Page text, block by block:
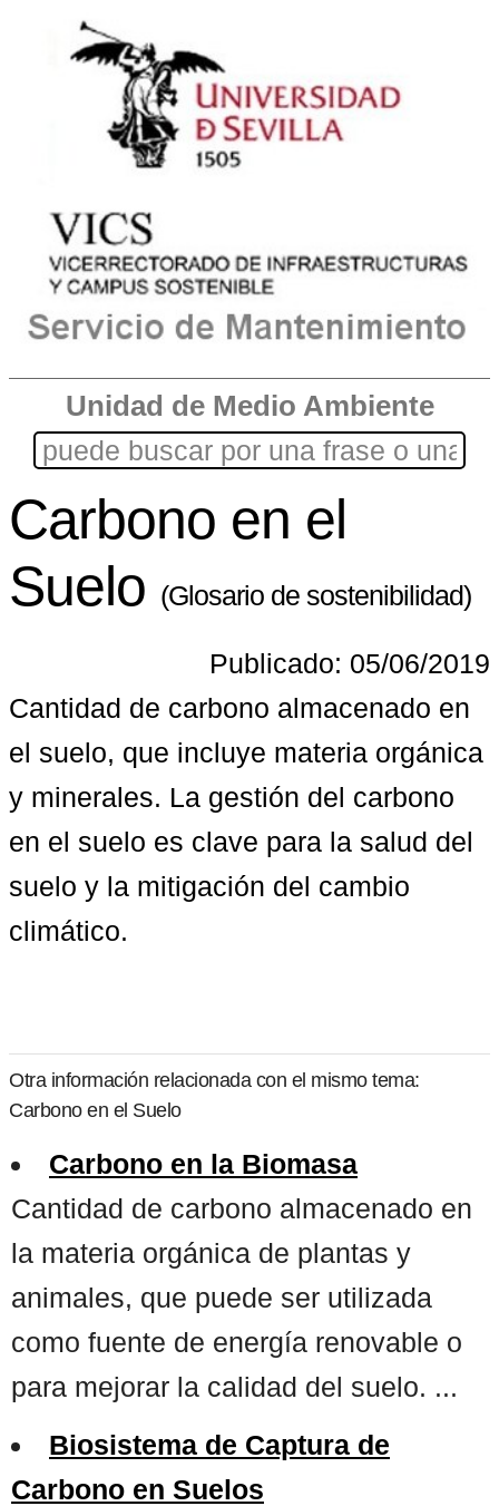
Unidad de Medio Ambiente
Carbono en el
Suelo (Glosario de sostenibilidad)
Publicado: 05/06/2019
Cantidad de carbono almacenado en
el suelo, que incluye materia orgánica
y minerales. La gestión del carbono
en el suelo es clave para la salud del
suelo y la mitigación del cambio
climático.
Otra información relacionada con el mismo tema:
Carbono en el Suelo
Carbono en la Biomasa
Cantidad de carbono almacenado en
la materia orgánica de plantas y
animales, que puede ser utilizada
como fuente de energía renovable o
para mejorar la calidad del suelo. ...
Biosistema de Captura de
Carbono en Suelos